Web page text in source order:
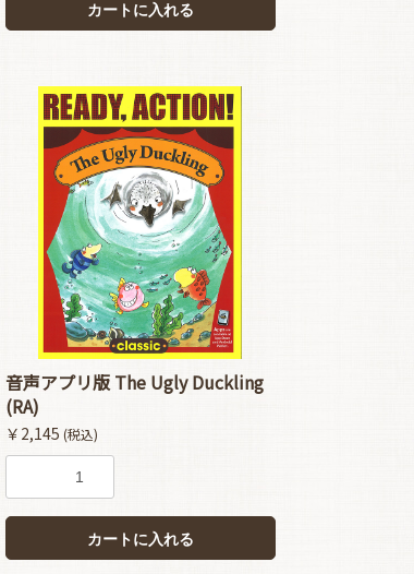
カートに入れる
音声アプリ版 The Ugly Duckling
(RA)
￥2,145 (税込)
カートに入れる